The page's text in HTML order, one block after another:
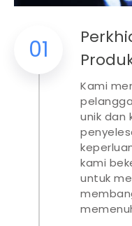
01
Kami
unik dan
kami
untuk